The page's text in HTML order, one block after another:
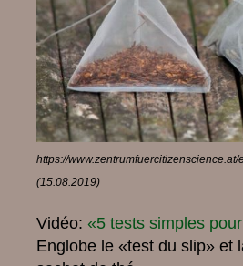
https://
(15.08.2019)
Vidéo: «5 tests simples
Englobe le «test du slip» et